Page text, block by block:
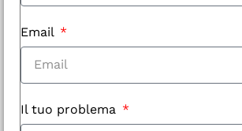
Email
Il tuo problema